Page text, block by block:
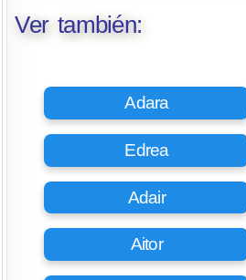
Ver también:
Adara
Edrea
Adair
Aitor